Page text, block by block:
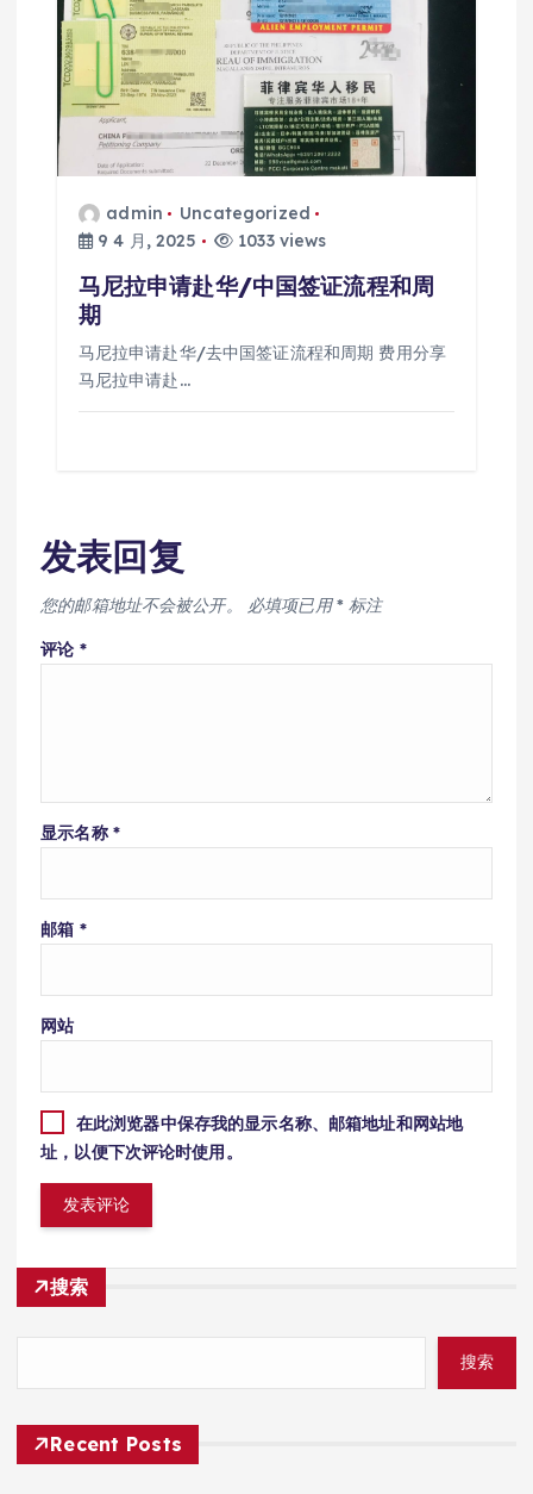
admin
Uncategorized
9 4 月, 2025
1033 views
马尼拉申请赴华/中国签证流程和周
期
马尼拉申请赴华/去中国签证流程和周期 费用分享
马尼拉申请赴…
发表回复
您的邮箱地址不会被公开。 必填项已用* 标注
评论 *
显示名称 *
邮箱 *
网站
在此浏览器中保存我的显示名称、邮箱地址和网站地
址，以便下次评论时使用。
搜索
搜索
Recent Posts